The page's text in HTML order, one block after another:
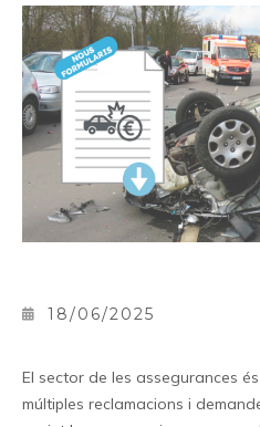
18/06/2025
El sector de les assegurances
múltiples reclamacions i